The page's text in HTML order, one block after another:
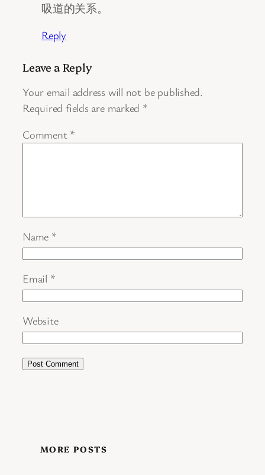
吸道的关系。
Reply
Leave a Reply
Your email address will not be published.
Required fields are marked *
Comment *
Name *
Email *
Website
MORE POSTS